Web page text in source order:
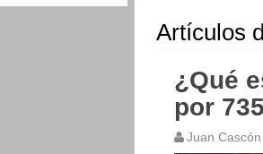
Artículos
¿Qué
por
Juan